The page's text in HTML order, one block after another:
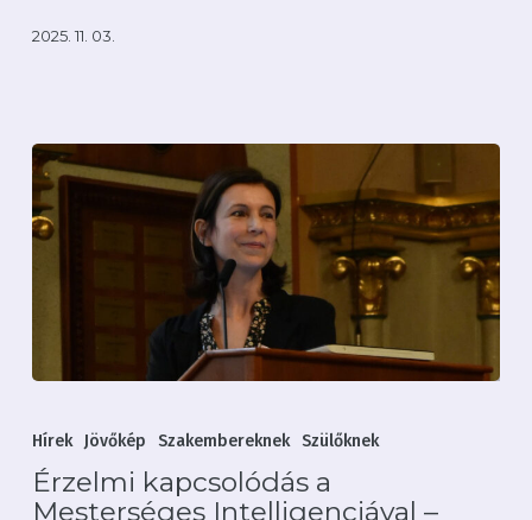
2025. 11. 03.
kapcsolódás
a
Mesterséges
Hírek Jövőkép Szakembereknek Szülőknek
Érzelmi kapcsolódás a
Mesterséges Intelligenciával –